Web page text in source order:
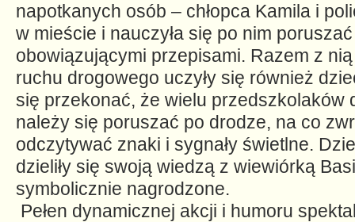
napotkanych osób – chłopca Kamila i
w mieście i nauczyła się po nim
obowiązującymi przepisami. Razem z
ruchu drogowego uczyły się również
się przekonać, że wielu przedszkolaków
należy się poruszać po drodze, na co
odczytywać znaki i sygnały świetlne.
dzieliły się swoją wiedzą z wiewiórką
symbolicznie nagrodzone.
Pełen dynamicznej akcji i humoru